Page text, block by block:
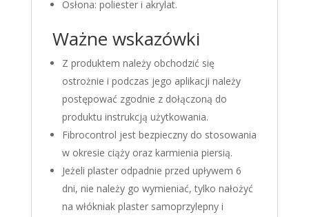
Osłona: poliester i akrylat.
Ważne wskazówki
Z produktem należy obchodzić się
ostrożnie i podczas jego aplikacji należy
postępować zgodnie z dołączoną do
produktu instrukcją użytkowania.
Fibrocontrol jest bezpieczny do stosowania
w okresie ciąży oraz karmienia piersią.
Jeżeli plaster odpadnie przed upływem 6
dni, nie należy go wymieniać, tylko nałożyć
na włókniak plaster samoprzylepny i